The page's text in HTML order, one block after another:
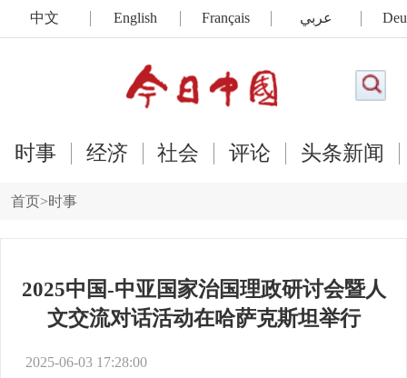
中文 English Français عربي
时事 经济 社会 评论 头条新闻
首页>时事
2025中国-中亚国家治国理政研讨会暨人
文交流对话活动在哈萨克斯坦举行
2025-06-03 17:28:00